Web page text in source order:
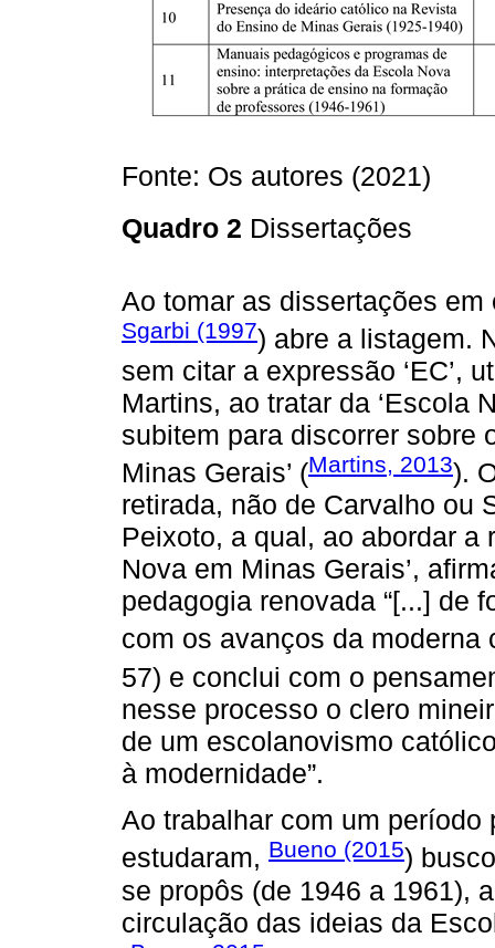
Fonte: Os autores (2021)
Quadro 2 Dissertações
Ao tomar as dissertações
Sgarbi (1997) abre a listagem.
sem citar a expressão ‘EC’,
Martins, ao tratar da ‘Escola
subitem para discorrer sobre
Minas Gerais’ (Martins, 2013).
retirada, não de Carvalho ou
Peixoto, a qual, ao abordar a
Nova em Minas Gerais’,
pedagogia renovada “[...] de
com os avanços da moderna
57) e conclui com o
nesse processo o clero
de um escolanovismo
à modernidade”.
Ao trabalhar com um
estudaram, Bueno (2015)
se propôs (de 1946 a 1961),
circulação das ideias da